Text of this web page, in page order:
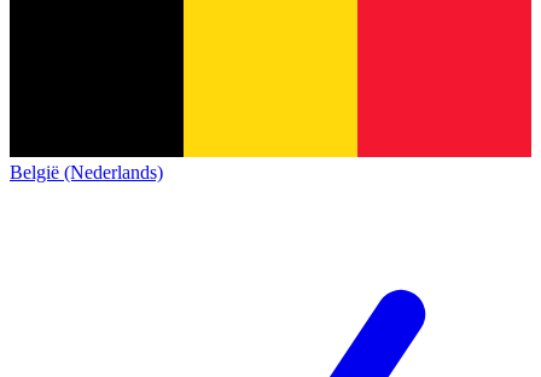
België (Nederlands)